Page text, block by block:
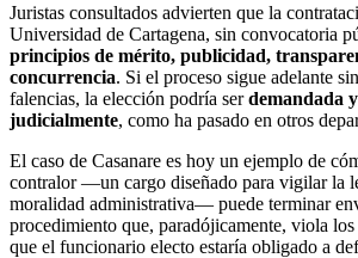
Juristas consultados advierten que la
Universidad de Cartagena, sin convocatoria
principios de mérito, publicidad,
concurrencia. Si el proceso sigue adelante
falencias, la elección podría serdemandada
judicialmente, como ha pasado en otros
El caso de Casanare es hoy un ejemplo de
contralor —un cargo diseñado para vigilar la
moralidad administrativa— puede terminar
procedimiento que, paradójicamente, viola
que el funcionario electo estaría obligado a